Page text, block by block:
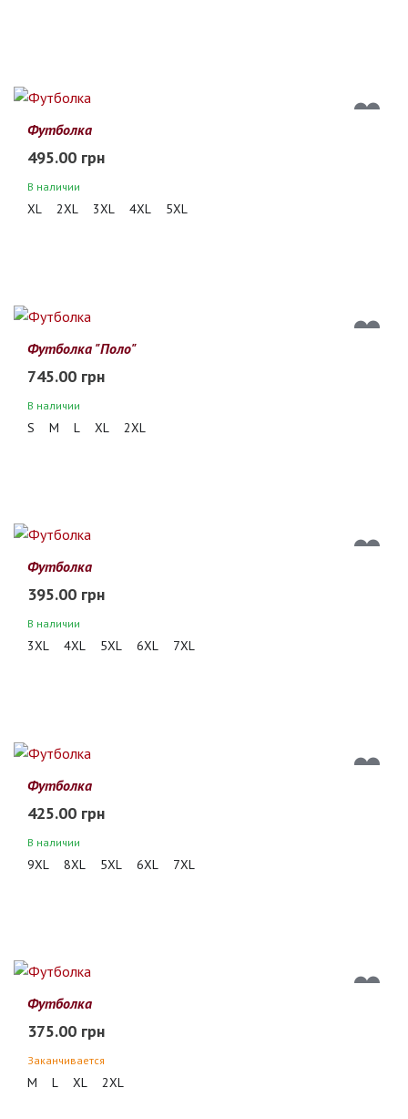
Футболка
495.00 грн
В наличии
XL 2XL 3XL 4XL 5XL
Футболка "Поло"
745.00 грн
В наличии
S M L XL 2XL
Футболка
395.00 грн
В наличии
3XL 4XL 5XL 6XL 7XL
Футболка
425.00 грн
В наличии
9XL 8XL 5XL 6XL 7XL
Футболка
375.00 грн
Заканчивается
M L XL 2XL